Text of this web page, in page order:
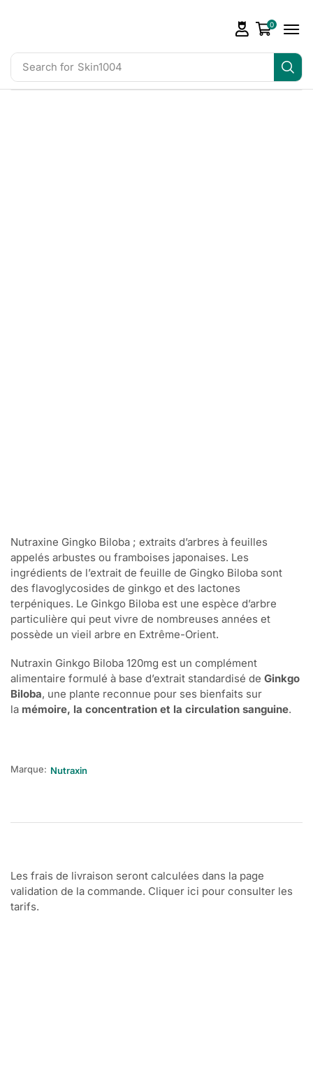
Search for Skin1004
0
Nutraxine Gingko Biloba ; extraits d’arbres à feuilles
appelés arbustes ou framboises japonaises. Les
ingrédients de l’extrait de feuille de Gingko Biloba sont
des flavoglycosides de ginkgo et des lactones
terpéniques. Le Ginkgo Biloba est une espèce d’arbre
particulière qui peut vivre de nombreuses années et
possède un vieil arbre en Extrême-Orient.
Nutraxin Ginkgo Biloba 120mg est un complément
alimentaire formulé à base d’extrait standardisé de Ginkgo
Biloba, une plante reconnue pour ses bienfaits sur
la mémoire, la concentration et la circulation sanguine.
Marque: Nutraxin
Les frais de livraison seront calculées dans la page
validation de la commande. Cliquer ici pour consulter les
tarifs.